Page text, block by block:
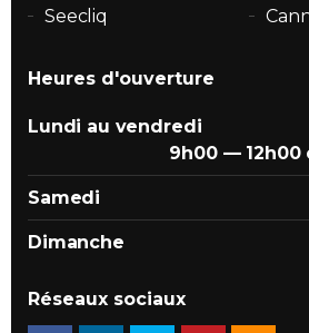
Seecliq
Heures d'ouverture
Lundi au vendredi
9h00 — 12h00
Samedi
Dimanche
Réseaux sociaux